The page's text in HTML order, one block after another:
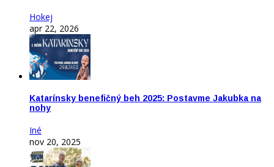
Hokej
apr 22, 2026
Katarínsky benefičný beh 2025: Postavme Jakubka na
nohy
Iné
nov 20, 2025